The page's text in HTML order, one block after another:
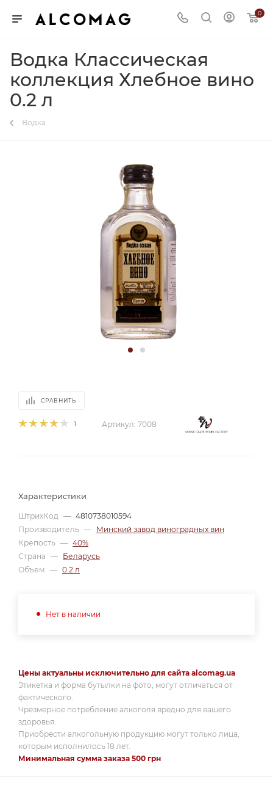
0
Водка Классическая
коллекция Хлебное вино
0.2 л
Водка
СРАВНИТЬ
1 Артикул: 7008
Характеристики
ШтрихКод — 4810738010594
Производитель — Минский завод виноградных вин
Крепость — 40%
Страна — Беларусь
Объем — 0.2 л
Нет в наличии
Цены актуальны исключительно для сайта alcomag.ua
Этикетка и форма бутылки на фото, могут отличаться от
фактического.
Чрезмерное потребление алкоголя вредно для вашего
здоровья.
Приобрести алкогольную продукцию могут только лица,
которым исполнилось 18 лет.
Минимальная сумма заказа 500 грн